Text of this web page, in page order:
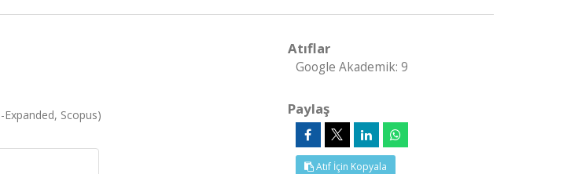
Scopus)
Atıflar
Google Akademik: 9
Paylaş
Atıf İçin Kopyala